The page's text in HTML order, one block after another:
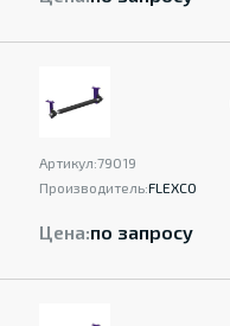
Артикул:79019
Производитель:FLEXCO
Цена:по запросу